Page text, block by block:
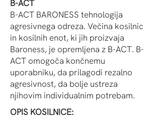
B-ACT
B-ACT BARONESS tehnologija
agresivnega odreza. Večina kosilnic
in kosilnih enot, ki jih proizvaja
Baroness, je opremljena z B-ACT. B-
ACT omogoča končnemu
uporabniku, da prilagodi rezalno
agresivnost, da bolje ustreza
njihovim individualnim potrebam.
OPIS KOSILNICE: